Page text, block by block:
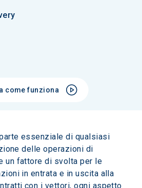
come funziona
essenziale di qualsiasi
delle operazioni di
un fattore di svolta per le
in entrata e in uscita alla
con i vettori, ogni aspetto